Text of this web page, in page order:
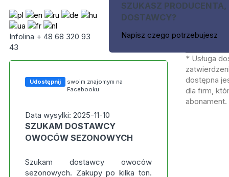
Infolina + 48 68 320 93
43
SZUKASZ PRODUCENTA,
DOSTAWCY?
Napisz czego potrzebujesz
Udostępnij
swoim znajomym na
Facebooku
Data wysylki: 2025-11-10
SZUKAM DOSTAWCY
OWOCÓW SEZONOWYCH
Szukam dostawcy owoców
sezonowych. Zakupy po kilka ton.
* Usługa
dostępna
dla firm,
abonament.